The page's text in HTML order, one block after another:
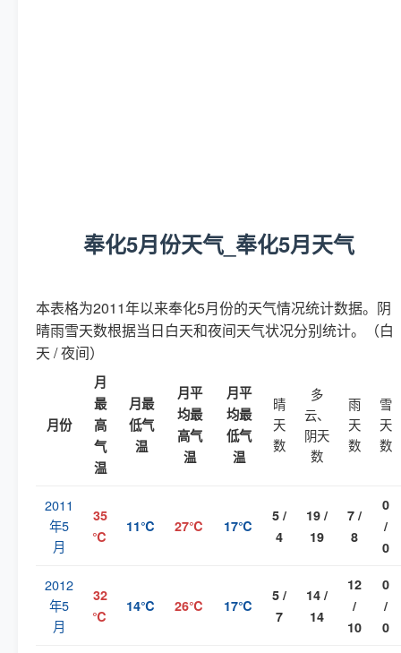
奉化5月份天气_奉化5月天气
本表格为2011年以来奉化5月份的天气情况统计数据。阴
晴雨雪天数根据当日白天和夜间天气状况分别统计。（白
天 / 夜间）
月份
月
最
高
气
温
月最
低气
温
月平
均最
高气
温
月平
均最
低气
温
晴
天
数
多
云、
阴天
数
雨
天
数
雪
天
数
2011
年5
月
35
℃
11℃ 27℃ 17℃
5 /
4
19 /
19
7 /
8
0
/
0
2012
年5
月
32
℃
14℃ 26℃ 17℃
5 /
7
14 /
14
12
/
10
0
/
0